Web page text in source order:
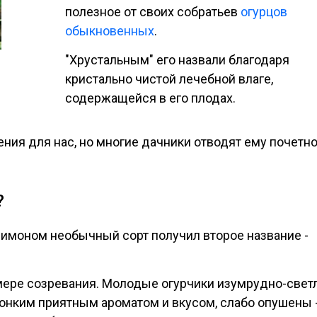
полезное от своих собратьев огурцов
обыкновенных.
"Хрустальным" его назвали благодаря
кристально чистой лечебной влаге,
содержащейся в его плодах.
для нас, но многие дачники отводят ему
необычный сорт получил второе название -
созревания. Молодые огурчики изумрудно-
приятным ароматом и вкусом, слабо опушены